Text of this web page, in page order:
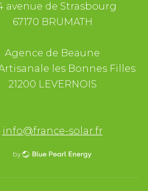
avenue de Strasbourg
67170 BRUMATH
Agence de Beaune
les Bonnes Filles
21200 LEVERNOIS
info@france-solar.fr